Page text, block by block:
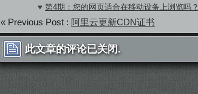
♥第4期：您的网页适合在移动设备上浏览吗？
« Previous Post : 阿里云更新CDN证书
此文章的评论已关闭.